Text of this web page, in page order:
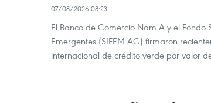
07/08/2026 08:23
El Banco de Comercio Nam A y el
Emergentes (SIFEM AG) firmaron
internacional de crédito verde por valor